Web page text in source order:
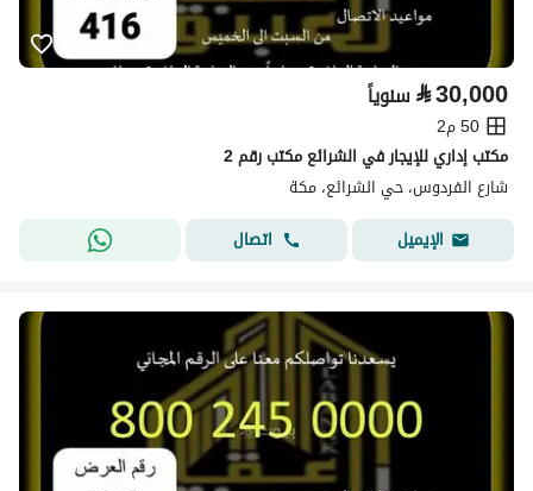
⃁30,000 سنوياً
50 م2
مكتب إداري للإيجار في الشرائع مكتب رقم 2
شارع الفردوس، حي الشرائع، مكة
الإيميل
اتصال